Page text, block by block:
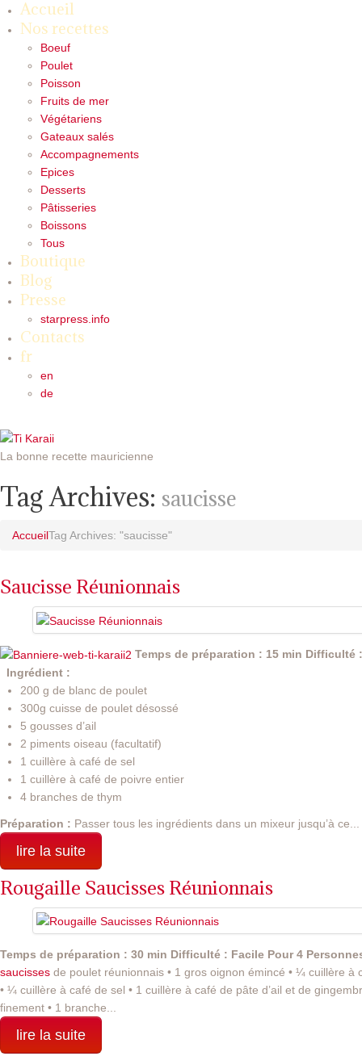
Accueil
Nos recettes
Boeuf
Poulet
Poisson
Fruits de mer
Végétariens
Gateaux salés
Accompagnements
Epices
Desserts
Pâtisseries
Boissons
Tous
Boutique
Blog
Presse
starpress.info
Contacts
fr
en
de
La bonne recette mauricienne
Tag Archives: saucisse
AccueilTag Archives: "saucisse"
Saucisse Réunionnais
Temps de préparation : 15 min Difficulté
Ingrédient :
200 g de blanc de poulet
300g cuisse de poulet désossé
5 gousses d’ail
2 piments oiseau (facultatif)
1 cuillère à café de sel
1 cuillère à café de poivre entier
4 branches de thym
Préparation : Passer tous les ingrédients dans un mixeur jusqu’à ce...
lire la suite
Rougaille Saucisses Réunionnais
Temps de préparation : 30 min Difficulté : Facile Pour 4
saucisses de poulet réunionnais • 1 gros oignon émincé • ¼ cuillère à
• ¼ cuillère à café de sel • 1 cuillère à café de pâte d’ail et de
finement • 1 branche...
lire la suite